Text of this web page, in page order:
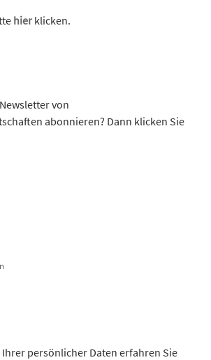
hier klicken.
von
abonnieren? Dann klicken Sie
Ihrer persönlicher Daten erfahren Sie